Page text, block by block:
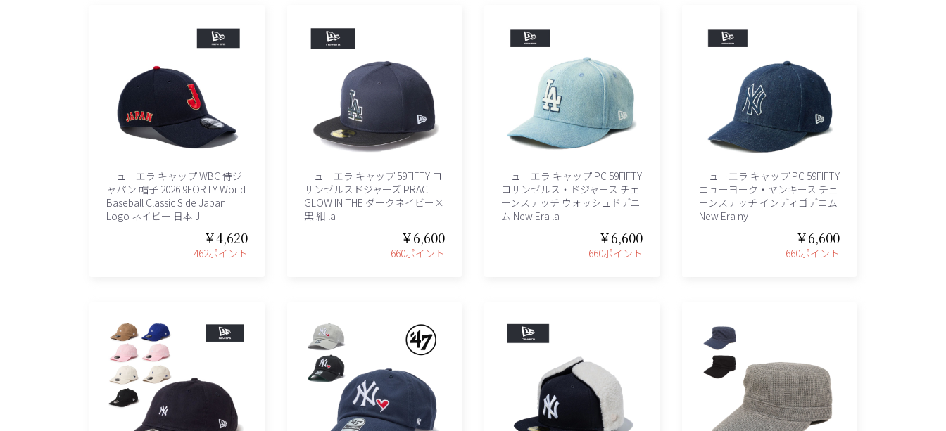
ニューエラ キャップ WBC 侍ジ
ャパン 帽子 2026 9FORTY World
Baseball Classic Side Japan
Logo ネイビー 日本 J
￥4,620
462ポイント
ニューエラ キャップ 59FIFTY ロ
サンゼルスドジャーズ PRAC
GLOW IN THE ダークネイビー×
黒 紺 la
￥6,600
660ポイント
ニューエラ キャップ PC 59FIFTY
ロサンゼルス・ドジャース チェ
ーンステッチ ウォッシュドデニ
ム New Era la
￥6,600
660ポイント
ニューエラ キャップ PC 59FIFTY
ニューヨーク・ヤンキース チェ
ーンステッチ インディゴデニム
New Era ny
￥6,600
660ポイント